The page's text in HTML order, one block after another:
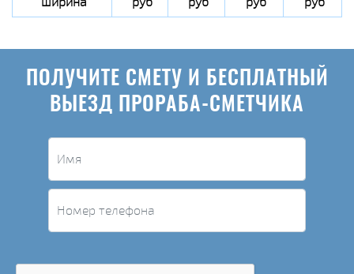
ПОЛУЧИТЕ СМЕТУ И БЕСПЛАТНЫЙ
ВЫЕЗД ПРОРАБА-СМЕТЧИКА